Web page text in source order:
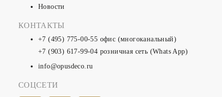
Новости
КОНТАКТЫ
+7 (495) 775-00-55 офис (многоканальный)
+7 (903) 617-99-04 розничная сеть (Whats App)
info@opusdeco.ru
СОЦСЕТИ